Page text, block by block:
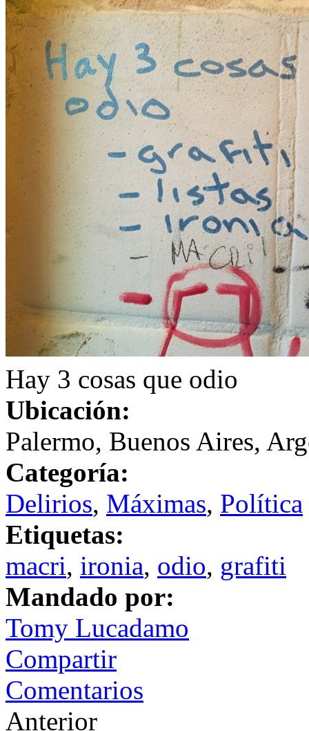
Hay 3 cosas que odio
Ubicación:
Palermo, Buenos Aires,
Categoría:
Delirios, Máximas, Política
Etiquetas:
macri, ironia, odio, grafiti
Mandado por:
Tomy Lucadamo
Compartir
Comentarios
Anterior